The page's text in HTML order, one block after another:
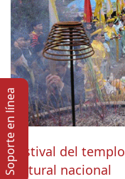
Festival del
cultural nacional
Soporte en lí­nea